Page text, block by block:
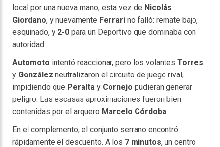
local por una nueva mano, esta vez de Nicolás
Giordano, y nuevamente Ferrari no falló: remate bajo,
esquinado, y 2-0 para un Deportivo que dominaba con
autoridad.
Automoto intentó reaccionar, pero los volantes Torres
y González neutralizaron el circuito de juego rival,
impidiendo que Peralta y Cornejo pudieran generar
peligro. Las escasas aproximaciones fueron bien
contenidas por el arquero Marcelo Córdoba.
En el complemento, el conjunto serrano encontró
rápidamente el descuento. A los 7 minutos, un centro